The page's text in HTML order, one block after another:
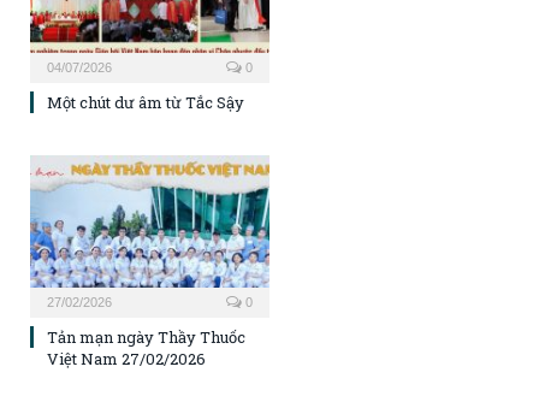
04/07/2026 0
Một chút dư âm từ Tắc Sậy
27/02/2026 0
Tản mạn ngày Thầy Thuốc
Việt Nam 27/02/2026